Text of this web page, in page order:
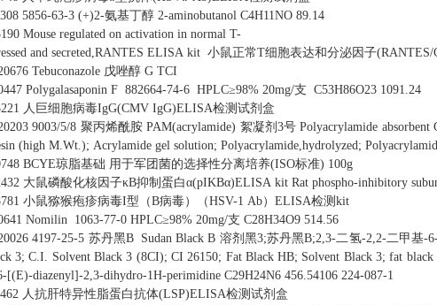
5856-63-3 (+)2-氨基丁醇 2-aminobutanol C4H11NO 89.14
Mouse regulated on activation in normal T-
and secreted,RANTES ELISA kit 小鼠正常T细胞表达和分泌因子
Tebuconazole 戊唑醇 G TCI
Polygalasaponin F 882664-74-6 HPLC≥98% 20mg/支 C53H86O23 1091.24
人巨细胞病毒IgG(CMV IgG)ELISA检测试剂盒
9003/5/8 聚丙烯酰胺 PAM(acrylamide) 絮凝剂3号 Polyacrylamide
(high M.Wt.); Acrylamide gel solution; Polyacrylamide,hydrolyzed;
BCYE琼脂基础 用于军团菌的选择性分离培养(ISO标准) 100g
大鼠磷酸化核因子κB抑制蛋白α(pIKBα)ELISA kit Rat phospho-inhibitory
小鼠猕猴疱疹病毒I型（B病毒）（HSV-1 Ab）ELISA检测kit
Nomilin 1063-77-0 HPLC≥98% 20mg/支 C28H34O9 514.56
4197-25-5 苏丹黑B Sudan Black B 溶剂黑3;苏丹黑B;2,3-二氢-2,2-二甲基
3; C.I. Solvent Black 3 (8CI); CI 26150; Fat Black HB; Solvent Black 3; fat
[(E)-diazenyl]-2,3-dihydro-1H-perimidine C29H24N6 456.54106 224-087-1
人抗肝特异性脂蛋白抗体(LSP)ELISA检测试剂盒